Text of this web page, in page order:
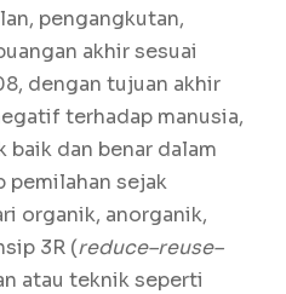
pengangkutan,
akhir sesuai
dengan tujuan akhir
terhadap manusia,
baik dan benar dalam
pemilahan sejak
organik, anorganik,
3R (reduce–reuse–
atau teknik seperti